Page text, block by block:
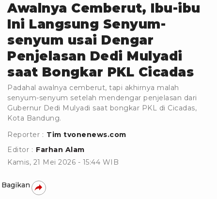
Awalnya Cemberut, Ibu-ibu
Ini Langsung Senyum-
senyum usai Dengar
Penjelasan Dedi Mulyadi
saat Bongkar PKL Cicadas
Padahal awalnya cemberut, tapi akhirnya malah
senyum-senyum setelah mendengar penjelasan dari
Gubernur Dedi Mulyadi saat bongkar PKL di Cicadas,
Kota Bandung.
Reporter : Tim tvonenews.com
Editor : Farhan Alam
Kamis, 21 Mei 2026 - 15:44 WIB
Bagikan